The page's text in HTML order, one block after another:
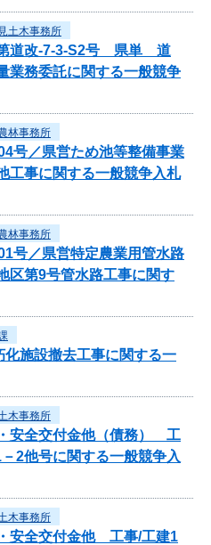
土木事務所
第道改-7-3-S2号 県単 道
業務委託に関する一般競争
林事務所
号／県営ため池等整備事業
工事に関する一般競争入札
林事務所
号／県営特定農業用管水路
区第9号管水路工事に関す
化施設撤去工事に関する一
木事務所
安全交付金他（債務） 工
2他号に関する一般競争入
木事務所
安全交付金他 工事/工建1